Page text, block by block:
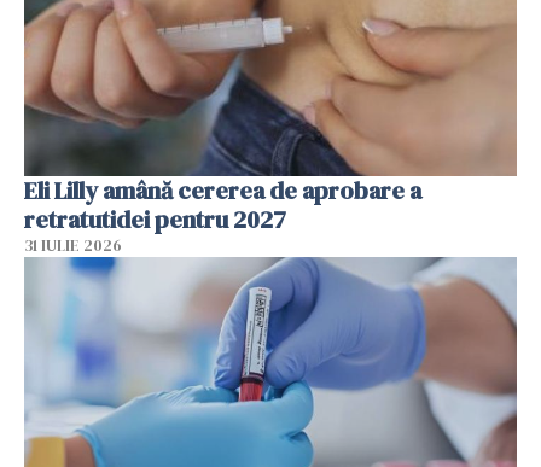
Eli Lilly amână cererea de aprobare a
retratutidei pentru 2027
31 IULIE 2026